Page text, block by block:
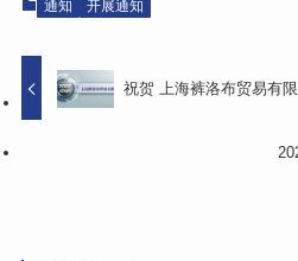
通知 开展通知
祝贺 上海裤洛布贸易有